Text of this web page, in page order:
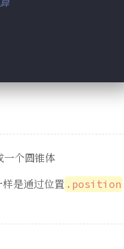
一个圆锥体
是通过位置 .position